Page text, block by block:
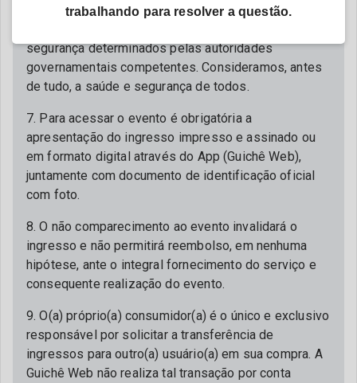
ingressos para eventos irregulares, que não estejam
segurança determinados pelas autoridades
governamentais competentes. Consideramos, antes
de tudo, a saúde e segurança de todos.
7. Para acessar o evento é obrigatória a
apresentação do ingresso impresso e assinado ou
em formato digital através do App (Guichê Web),
juntamente com documento de identificação oficial
com foto.
8. O não comparecimento ao evento invalidará o
ingresso e não permitirá reembolso, em nenhuma
hipótese, ante o integral fornecimento do serviço e
consequente realização do evento.
9. O(a) próprio(a) consumidor(a) é o único e exclusivo
responsável por solicitar a transferência de
ingressos para outro(a) usuário(a) em sua compra. A
Guichê Web não realiza tal transação por conta
trabalhando para resolver a questão.